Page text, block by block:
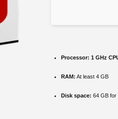
Processor: 1 GHz
RAM: At least 4 GB
Disk space: 64 GB for